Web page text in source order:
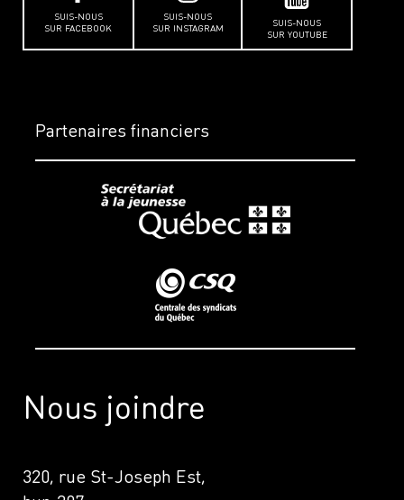
SUIS-NOUS
SUR FACEBOOK
SUIS-NOUS
SUR INSTAGRAM
SUIS-NOUS
SUR YOUTUBE
Nous joindre
320, rue St-Joseph Est,
Partenaires financiers